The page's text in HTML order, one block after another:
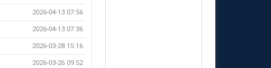
2026-04-13 07:56
2026-04-13 07:36
2026-03-28 15:16
2026-03-26 09:52